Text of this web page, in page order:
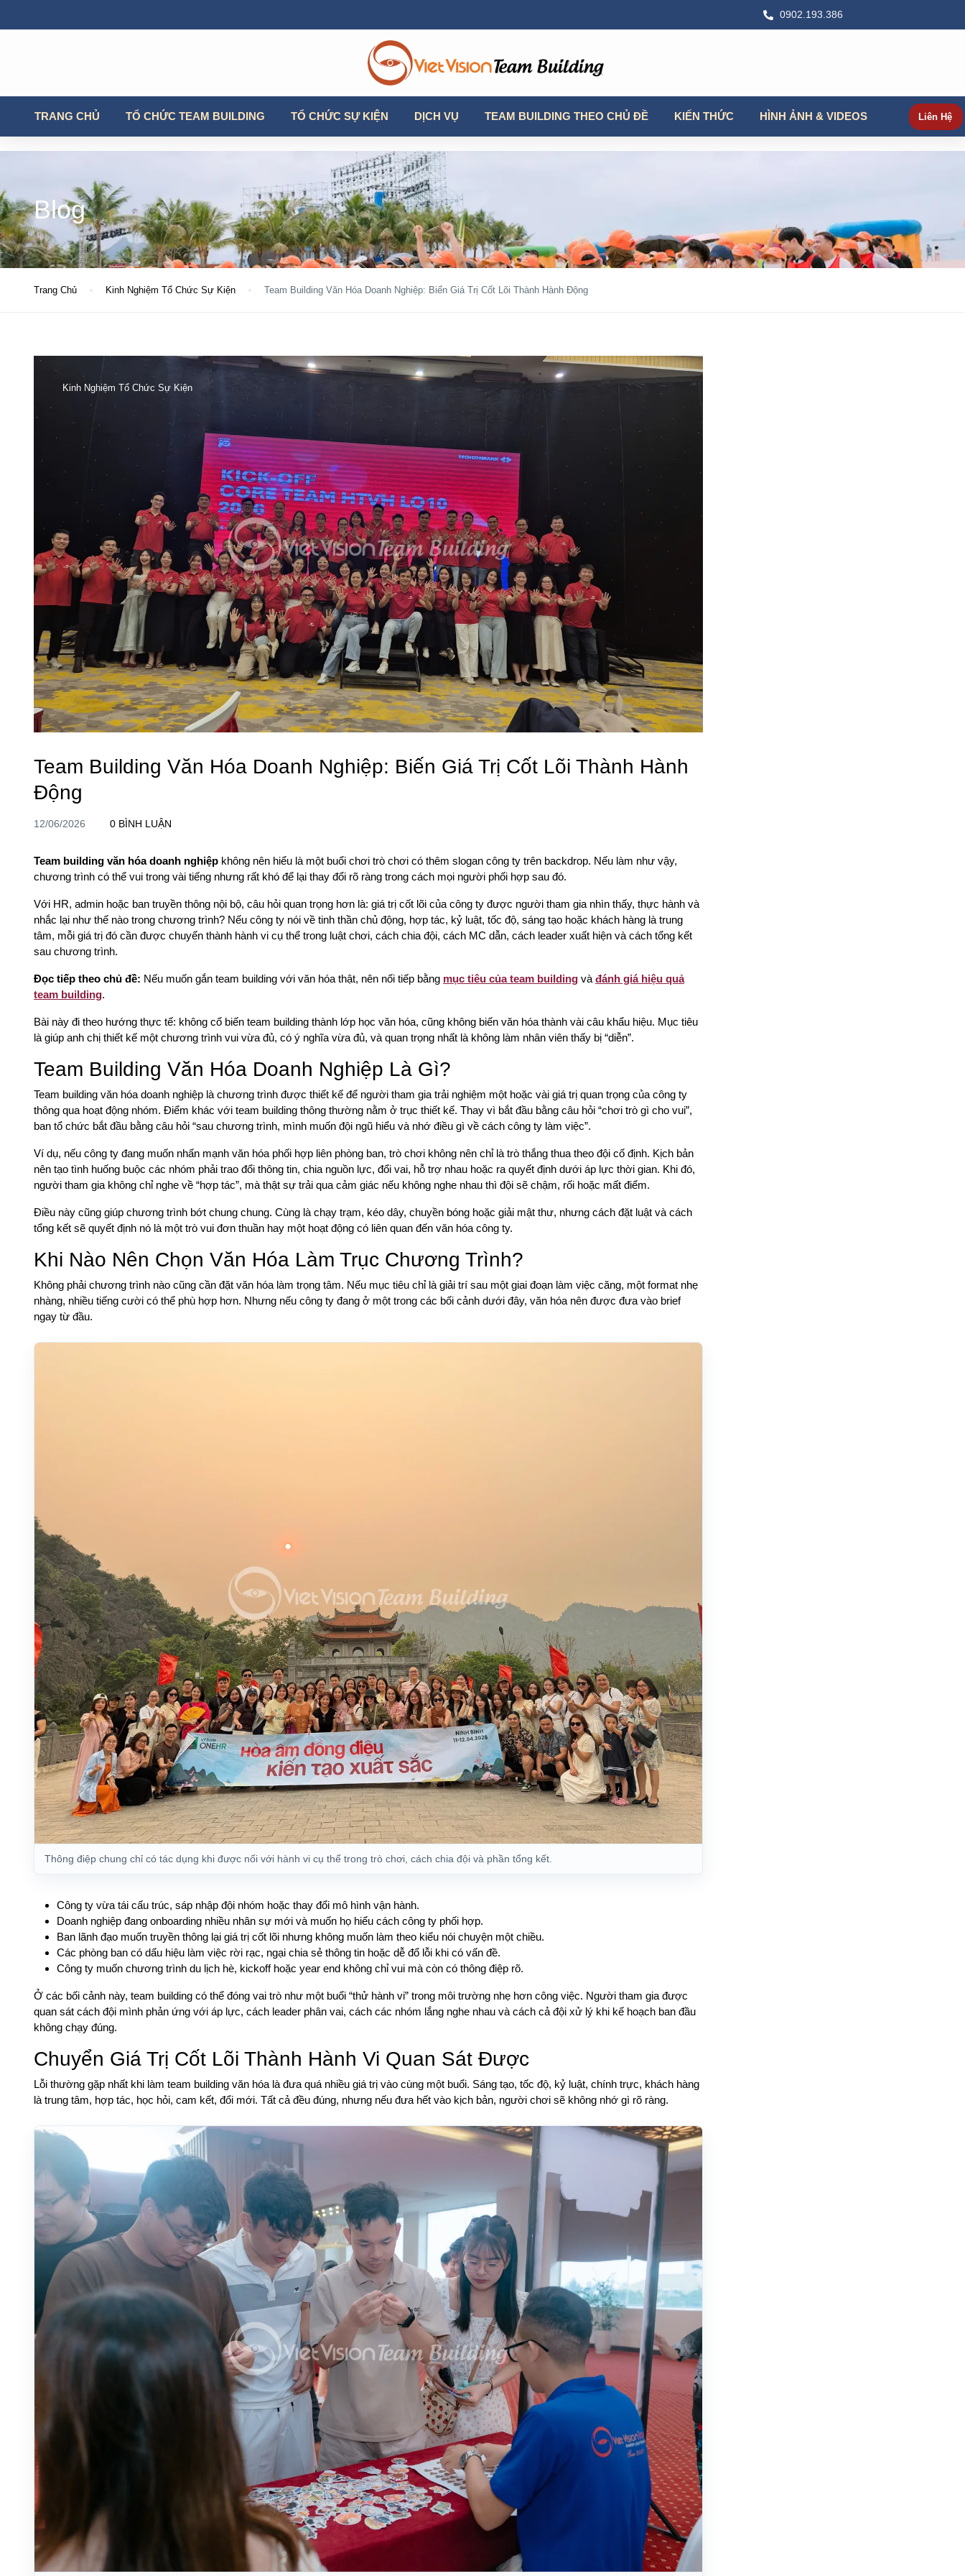
0902.193.386
TRANG CHỦ TỔ CHỨC TEAM BUILDING TỔ CHỨC SỰ KIỆN DỊCH VỤ TEAM BUILDING THEO CHỦ ĐỀ KIẾN THỨC HÌNH ẢNH & VIDEOS Liên Hệ
Blog
Trang Chủ Kinh Nghiệm Tổ Chức Sự Kiện Team Building Văn Hóa Doanh Nghiệp: Biến Giá Trị Cốt Lõi Thành Hành Động
Kinh Nghiệm Tổ Chức Sự Kiện
Team Building Văn Hóa Doanh Nghiệp: Biến Giá Trị Cốt Lõi Thành Hành
Động
12/06/2026 0 BÌNH LUẬN
Team building văn hóa doanh nghiệp không nên hiểu là một buổi chơi trò chơi có thêm slogan công ty trên backdrop. Nếu làm như vậy,
chương trình có thể vui trong vài tiếng nhưng rất khó để lại thay đổi rõ ràng trong cách mọi người phối hợp sau đó.
Với HR, admin hoặc ban truyền thông nội bộ, câu hỏi quan trọng hơn là: giá trị cốt lõi của công ty được người tham gia nhìn thấy, thực hành và
nhắc lại như thế nào trong chương trình? Nếu công ty nói về tinh thần chủ động, hợp tác, kỷ luật, tốc độ, sáng tạo hoặc khách hàng là trung
tâm, mỗi giá trị đó cần được chuyển thành hành vi cụ thể trong luật chơi, cách chia đội, cách MC dẫn, cách leader xuất hiện và cách tổng kết
sau chương trình.
Đọc tiếp theo chủ đề: Nếu muốn gắn team building với văn hóa thật, nên nối tiếp bằng mục tiêu của team building và đánh giá hiệu quả
team building.
Bài này đi theo hướng thực tế: không cố biến team building thành lớp học văn hóa, cũng không biến văn hóa thành vài câu khẩu hiệu. Mục tiêu
là giúp anh chị thiết kế một chương trình vui vừa đủ, có ý nghĩa vừa đủ, và quan trọng nhất là không làm nhân viên thấy bị “diễn”.
Team Building Văn Hóa Doanh Nghiệp Là Gì?
Team building văn hóa doanh nghiệp là chương trình được thiết kế để người tham gia trải nghiệm một hoặc vài giá trị quan trọng của công ty
thông qua hoạt động nhóm. Điểm khác với team building thông thường nằm ở trục thiết kế. Thay vì bắt đầu bằng câu hỏi “chơi trò gì cho vui”,
ban tổ chức bắt đầu bằng câu hỏi “sau chương trình, mình muốn đội ngũ hiểu và nhớ điều gì về cách công ty làm việc”.
Ví dụ, nếu công ty đang muốn nhấn mạnh văn hóa phối hợp liên phòng ban, trò chơi không nên chỉ là trò thắng thua theo đội cố định. Kịch bản
nên tạo tình huống buộc các nhóm phải trao đổi thông tin, chia nguồn lực, đổi vai, hỗ trợ nhau hoặc ra quyết định dưới áp lực thời gian. Khi đó,
người tham gia không chỉ nghe về “hợp tác”, mà thật sự trải qua cảm giác nếu không nghe nhau thì đội sẽ chậm, rối hoặc mất điểm.
Điều này cũng giúp chương trình bớt chung chung. Cùng là chạy trạm, kéo dây, chuyền bóng hoặc giải mật thư, nhưng cách đặt luật và cách
tổng kết sẽ quyết định nó là một trò vui đơn thuần hay một hoạt động có liên quan đến văn hóa công ty.
Khi Nào Nên Chọn Văn Hóa Làm Trục Chương Trình?
Không phải chương trình nào cũng cần đặt văn hóa làm trọng tâm. Nếu mục tiêu chỉ là giải trí sau một giai đoạn làm việc căng, một format nhẹ
nhàng, nhiều tiếng cười có thể phù hợp hơn. Nhưng nếu công ty đang ở một trong các bối cảnh dưới đây, văn hóa nên được đưa vào brief
ngay từ đầu.
Thông điệp chung chỉ có tác dụng khi được nối với hành vi cụ thể trong trò chơi, cách chia đội và phần tổng kết.
Công ty vừa tái cấu trúc, sáp nhập đội nhóm hoặc thay đổi mô hình vận hành.
Doanh nghiệp đang onboarding nhiều nhân sự mới và muốn họ hiểu cách công ty phối hợp.
Ban lãnh đạo muốn truyền thông lại giá trị cốt lõi nhưng không muốn làm theo kiểu nói chuyện một chiều.
Các phòng ban có dấu hiệu làm việc rời rạc, ngại chia sẻ thông tin hoặc dễ đổ lỗi khi có vấn đề.
Công ty muốn chương trình du lịch hè, kickoff hoặc year end không chỉ vui mà còn có thông điệp rõ.
Ở các bối cảnh này, team building có thể đóng vai trò như một buổi “thử hành vi” trong môi trường nhẹ hơn công việc. Người tham gia được
quan sát cách đội mình phản ứng với áp lực, cách leader phân vai, cách các nhóm lắng nghe nhau và cách cả đội xử lý khi kế hoạch ban đầu
không chạy đúng.
Chuyển Giá Trị Cốt Lõi Thành Hành Vi Quan Sát Được
Lỗi thường gặp nhất khi làm team building văn hóa là đưa quá nhiều giá trị vào cùng một buổi. Sáng tạo, tốc độ, kỷ luật, chính trực, khách hàng
là trung tâm, hợp tác, học hỏi, cam kết, đổi mới. Tất cả đều đúng, nhưng nếu đưa hết vào kịch bản, người chơi sẽ không nhớ gì rõ ràng.